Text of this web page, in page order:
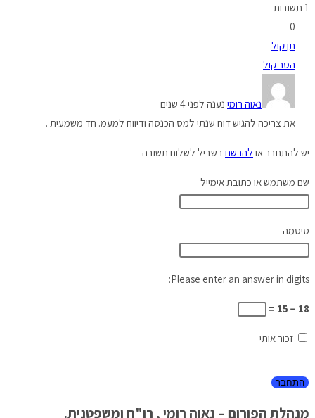
1 תשובות
0
תן קול
הסר קול
נאוה רומי נענה לפני 4 שנים
את צריכה להגיש דוח שנתי למס הכנסה ודיווח למעמ. חד משמעית .
יש להתחבר או להרשם בשביל לשלוח תשובה
שם משתמש או כתובת אימייל
סיסמה
Please enter an answer in digits:
18 − 15 =
זכור אותי
מנהלת הפורום – נאוה רומי , רו"ח ומשפטנית.